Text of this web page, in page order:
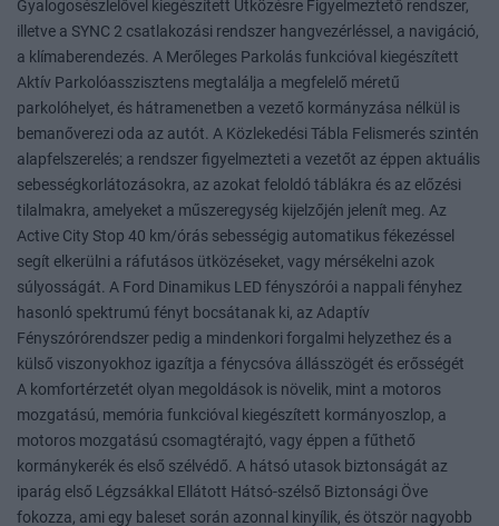
Gyalogosészlelővel kiegészített Ütközésre Figyelmeztető rendszer,
illetve a SYNC 2 csatlakozási rendszer hangvezérléssel, a navigáció,
a klímaberendezés. A Merőleges Parkolás funkcióval kiegészített
Aktív Parkolóasszisztens megtalálja a megfelelő méretű
parkolóhelyet, és hátramenetben a vezető kormányzása nélkül is
bemanőverezi oda az autót. A Közlekedési Tábla Felismerés szintén
alapfelszerelés; a rendszer figyelmezteti a vezetőt az éppen aktuális
sebességkorlátozásokra, az azokat feloldó táblákra és az előzési
tilalmakra, amelyeket a műszeregység kijelzőjén jelenít meg. Az
Active City Stop 40 km/órás sebességig automatikus fékezéssel
segít elkerülni a ráfutásos ütközéseket, vagy mérsékelni azok
súlyosságát. A Ford Dinamikus LED fényszórói a nappali fényhez
hasonló spektrumú fényt bocsátanak ki, az Adaptív
Fényszórórendszer pedig a mindenkori forgalmi helyzethez és a
külső viszonyokhoz igazítja a fénycsóva állásszögét és erősségét
A komfortérzetét olyan megoldások is növelik, mint a motoros
mozgatású, memória funkcióval kiegészített kormányoszlop, a
motoros mozgatású csomagtérajtó, vagy éppen a fűthető
kormánykerék és első szélvédő. A hátsó utasok biztonságát az
iparág első Légzsákkal Ellátott Hátsó-szélső Biztonsági Öve
fokozza, ami egy baleset során azonnal kinyílik, és ötször nagyobb